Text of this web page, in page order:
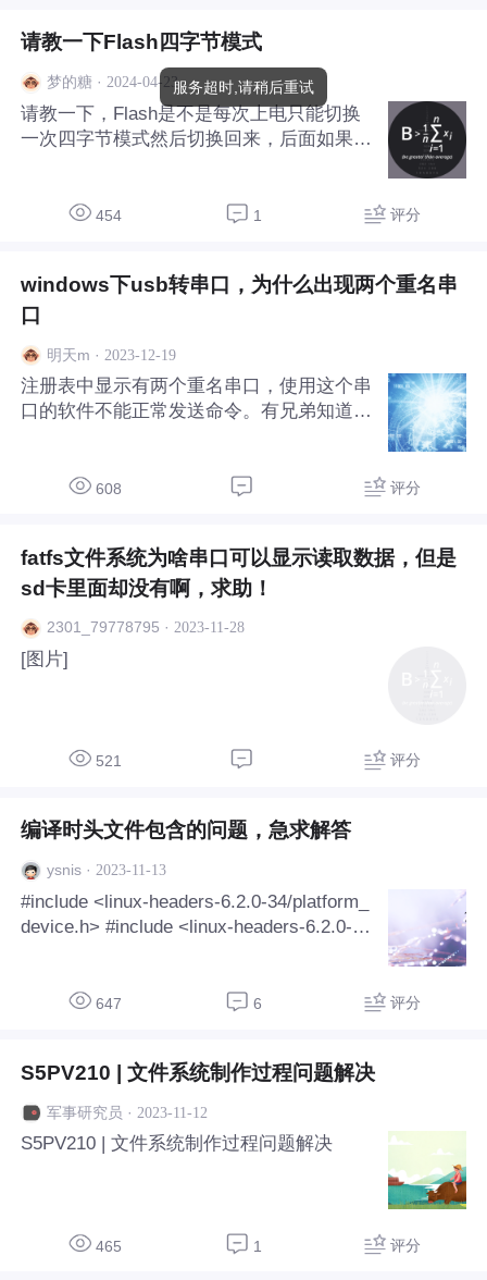
请教一下Flash四字节模式
梦的糖 · 2024-04-23
请教一下，Flash是不是每次上电只能切换
一次四字节模式然后切换回来，后面如果再
454 1 评分
windows下usb转串口，为什么出现两个重名串
口
明天m · 2023-12-19
注册表中显示有两个重名串口，使用这个串
口的软件不能正常发送命令。有兄弟知道
608 评分
fatfs文件系统为啥串口可以显示读取数据，但是
sd卡里面却没有啊，求助！
2301_79778795 · 2023-11-28
[图片]
521 评分
编译时头文件包含的问题，急求解答
ysnis· 2023-11-13
#include <linux-headers-6.2.0-34/platform_
device.h> #include <linux-headers-6.2.0-3
647 6 评分
S5PV210 | 文件系统制作过程问题解决
军事研究员 · 2023-11-12
S5PV210 | 文件系统制作过程问题解决
465 1 评分
服务超时,请稍后重试